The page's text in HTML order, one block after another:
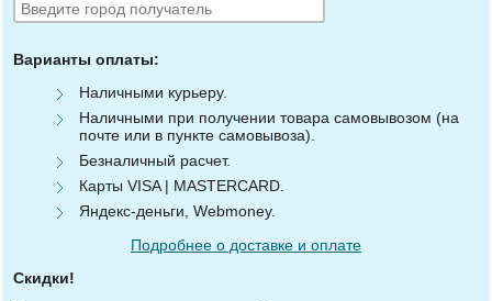
Варианты оплаты:
Наличными курьеру.
Наличными при получении товара самовывозом (на
почте или в пункте самовывоза).
Безналичный расчет.
Карты VISA | MASTERCARD.
Яндекс-деньги, Webmoney.
Подробнее о доставке и оплате
Скидки!